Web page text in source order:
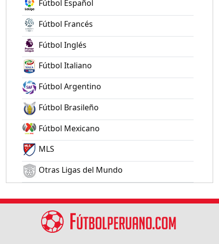
Fútbol Español
Fútbol Francés
Fútbol Inglés
Fútbol Italiano
Fútbol Argentino
Fútbol Brasileño
Fútbol Mexicano
MLS
Otras Ligas del Mundo